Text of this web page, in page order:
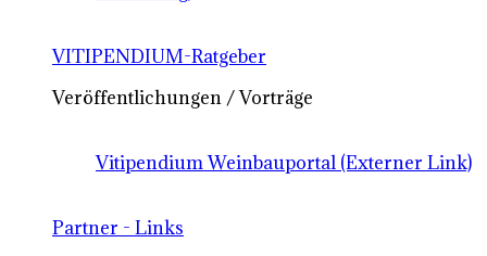
VITIPENDIUM-Ratgeber
Veröffentlichungen / Vorträge
Vitipendium Weinbauportal (Externer Link)
Partner - Links